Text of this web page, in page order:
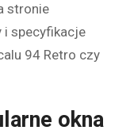
stronie
i specyfikacje
94 Retro czy
okna